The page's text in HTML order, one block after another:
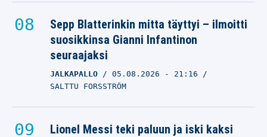
Sepp Blatterinkin mitta täyttyi – ilmoitti
suosikkinsa Gianni Infantinon
seuraajaksi
JALKAPALLO 05.08.2026 - 21:16
SALTTU FORSSTRÖM
Lionel Messi teki paluun ja iski kaksi